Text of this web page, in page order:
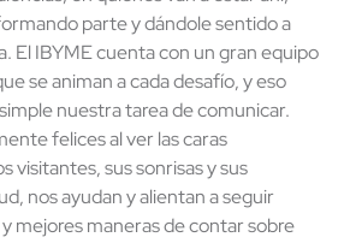
parte y dándole sentido a
El IBYME cuenta con un gran equipo
se animan a cada desafío, y eso
nuestra tarea de comunicar.
felices al ver las caras
visitantes, sus sonrisas y sus
nos ayudan y alientan a seguir
mejores maneras de contar sobre